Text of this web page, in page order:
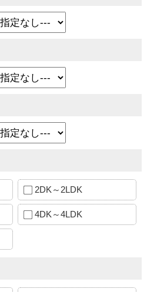
2DK～2LDK
4DK～4LDK